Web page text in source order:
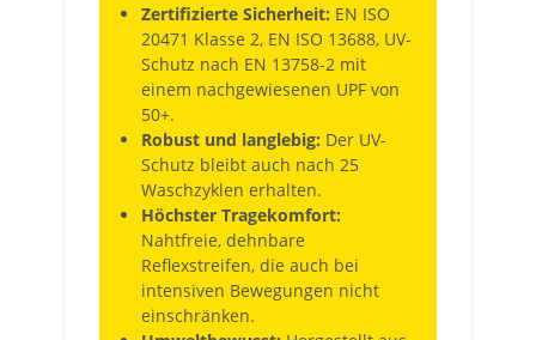
Zertifizierte Sicherheit: EN ISO
20471 Klasse 2, EN ISO 13688, UV-
Schutz nach EN 13758-2 mit
einem nachgewiesenen UPF von
50+.
Robust und langlebig: Der UV-
Schutz bleibt auch nach 25
Waschzyklen erhalten.
Höchster Tragekomfort:
Nahtfreie, dehnbare
Reflexstreifen, die auch bei
intensiven Bewegungen nicht
einschränken.